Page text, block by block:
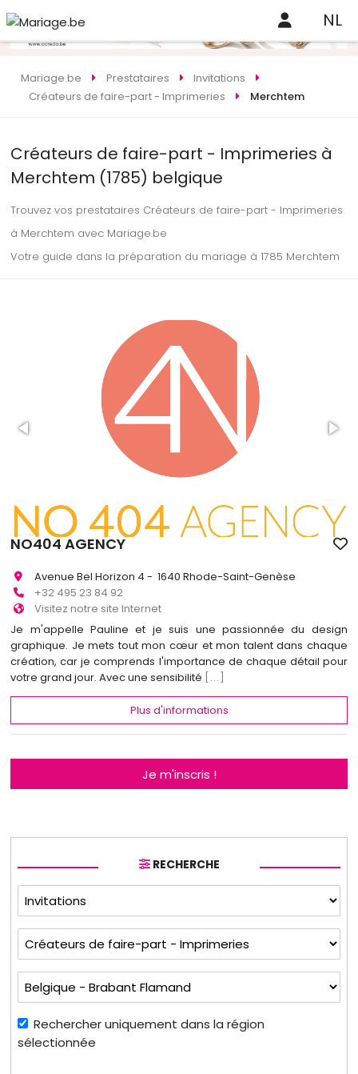
NL
Mariage.be Prestataires
Invitations
Créateurs de faire-part - Imprimeries
Merchtem
Créateurs de faire-part - Imprimeries à
Merchtem (1785) belgique
Trouvez vos prestataires Créateurs de faire-part - Imprimeries
à Merchtem avec Mariage.be
Votre guide dans la préparation du mariage à 1785 Merchtem
NO404 AGENCY
Avenue Bel Horizon 4 - 1640 Rhode-Saint-Genèse
+32 495 23 84 92
Visitez notre site Internet
Je m'appelle Pauline et je suis une passionnée du design
graphique. Je mets tout mon cœur et mon talent dans chaque
création, car je comprends l'importance de chaque détail pour
votre grand jour. Avec une sensibilité
[...]
Plus d'informations
Je m'inscris !
RECHERCHE
Rechercher uniquement dans la région
sélectionnée